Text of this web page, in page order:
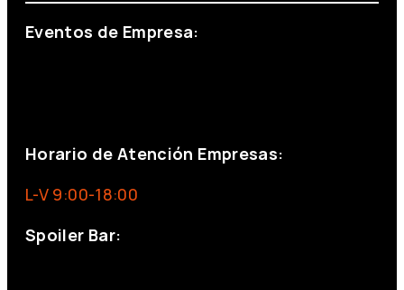
Eventos de Empresa:
Horario de Atención Empresas:
L-V 9:00-18:00
Spoiler Bar: